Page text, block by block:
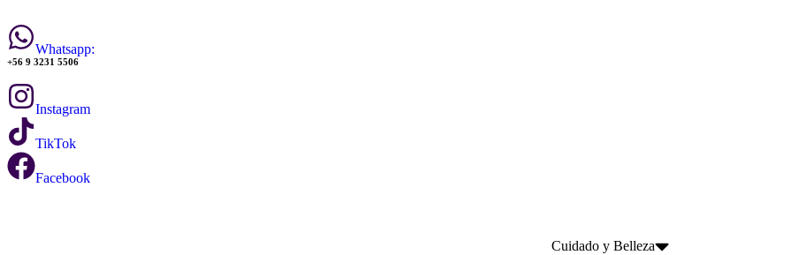
Whatsapp:
+56 9 3231 5506
Instagram
TikTok
Facebook
Cuidado y Belleza